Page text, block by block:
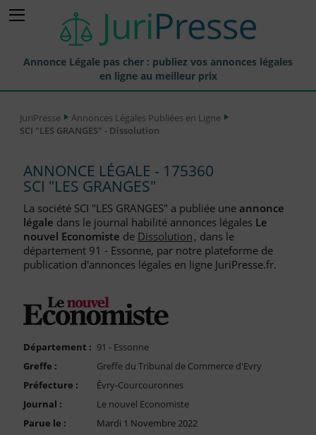
Annonce Légale pas cher : publiez vos annonces légales
en ligne au meilleur prix
Annonces Légales Publiées
Journaux Habilités (JAL) Annonces Légales
Départements pour la Publication d'Annonces Légales
Liste des Greffes
Liste des CCI
FAQ
Nous Contacter
Compte PRO
JuriPresse
Annonces Légales Publiées en Ligne
SCI "LES GRANGES" - Dissolution
ANNONCE LÉGALE - 175360
SCI "LES GRANGES"
La société SCI "LES GRANGES" a publiée une annonce
légale dans le journal habilité annonces légales Le
nouvel Economiste de Dissolution, dans le
département 91 - Essonne, par notre plateforme de
publication d'annonces légales en ligne JuriPresse.fr.
Département : 91 - Essonne
Greffe :
Greffe du Tribunal de Commerce d'Evry
Préfecture :
Évry-Courcouronnes
Journal :
Le nouvel Economiste
Parue le :
Mardi 1 Novembre 2022